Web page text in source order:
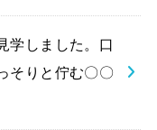
学しました。口
そりと佇む〇〇